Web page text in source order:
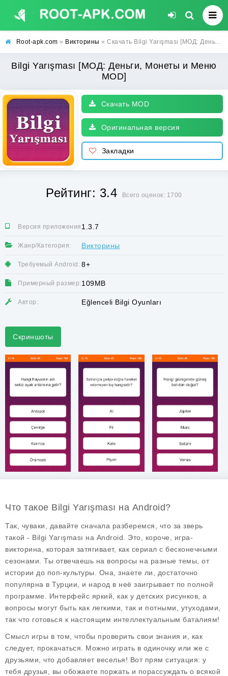
Root-apk.com » Викторины » Скачать Bilgi Yarışması [МОД: Деньги, Монеты и Меню MOD] | Взлом Bilgi Yarışması на Андроид
Bilgi Yarışması [МОД: Деньги, Монеты и Меню
MOD]
Скачать MOD
Оригинальная версия
Закладки
Рейтинг: 3.4 Всего оценок: 1700
Версия приложения:1.3.7
Жанр/Категория: Викторины
Требуемый Android: 8+
Примерный размер: 109MB
Автор: Eğlenceli Bilgi Oyunları
Скриншоты
Что такое Bilgi Yarışması на Android?
Так, чуваки, давайте сначала разберемся, что за зверь
такой - Bilgi Yarışması на Android. Это, короче, игра-
викторина, которая затягивает, как сериал с бесконечными
сезонами. Ты отвечаешь на вопросы на разные темы, от
истории до поп-культуры. Она, знаете ли, достаточно
популярна в Турции, и народ в неё заигрывает по полной
программе. Интерфейс яркий, как у детских рисунков, а
вопросы могут быть как легкими, так и потными, утуходами,
так что готовься к настоящим интеллектуальным баталиям!
Смысл игры в том, чтобы проверить свои знания и, как
следует, прокачаться. Можно играть в одиночку или же с
друзьями, что добавляет веселья! Вот прям ситуация: у
тебя друзья, вы обожаете поржать и порассуждать о всякой